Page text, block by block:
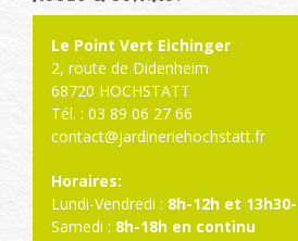
Le Point Vert Eichinger
2, route de Didenheim
68720 HOCHSTATT
Tél. : 03 89 06 27 66
contact@jardineriehochstatt.fr
Horaires:
Lundi-Vendredi : 8h-12h et
Samedi : 8h-18h en continu